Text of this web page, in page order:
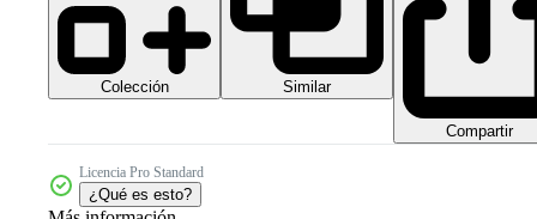
Colección Similar
Compartir
Licencia Pro Standard
¿Qué es esto?